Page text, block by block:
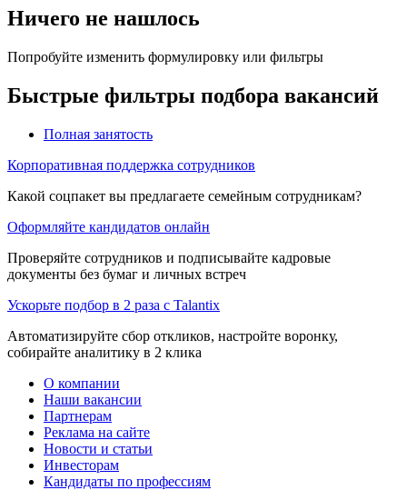
Ничего не нашлось
Попробуйте изменить формулировку или фильтры
Быстрые фильтры подбора вакансий
Полная занятость
Корпоративная поддержка сотрудников
Какой соцпакет вы предлагаете семейным сотрудникам?
Оформляйте кандидатов онлайн
Проверяйте сотрудников и подписывайте кадровые
документы без бумаг и личных встреч
Ускорьте подбор в 2 раза с Talantix
Автоматизируйте сбор откликов, настройте воронку,
собирайте аналитику в 2 клика
О компании
Наши вакансии
Партнерам
Реклама на сайте
Новости и статьи
Инвесторам
Кандидаты по профессиям